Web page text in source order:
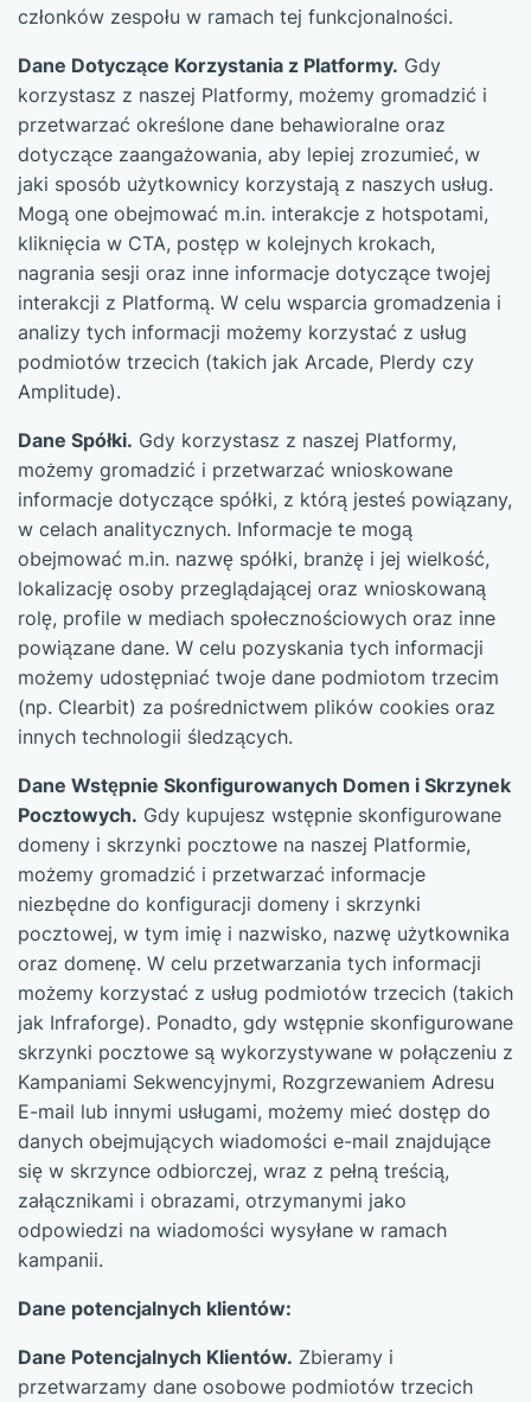
członków zespołu w ramach tej funkcjonalności.
Dane Dotyczące Korzystania z Platformy. Gdy
korzystasz z naszej Platformy, możemy gromadzić i
przetwarzać określone dane behawioralne oraz
dotyczące zaangażowania, aby lepiej zrozumieć, w
jaki sposób użytkownicy korzystają z naszych usług.
Mogą one obejmować m.in. interakcje z hotspotami,
kliknięcia w CTA, postęp w kolejnych krokach,
nagrania sesji oraz inne informacje dotyczące twojej
interakcji z Platformą. W celu wsparcia gromadzenia i
analizy tych informacji możemy korzystać z usług
podmiotów trzecich (takich jak Arcade, Plerdy czy
Amplitude).
Dane Spółki. Gdy korzystasz z naszej Platformy,
możemy gromadzić i przetwarzać wnioskowane
informacje dotyczące spółki, z którą jesteś powiązany,
w celach analitycznych. Informacje te mogą
obejmować m.in. nazwę spółki, branżę i jej wielkość,
lokalizację osoby przeglądającej oraz wnioskowaną
rolę, profile w mediach społecznościowych oraz inne
powiązane dane. W celu pozyskania tych informacji
możemy udostępniać twoje dane podmiotom trzecim
(np. Clearbit) za pośrednictwem plików cookies oraz
innych technologii śledzących.
Dane Wstępnie Skonfigurowanych Domen i Skrzynek
Pocztowych. Gdy kupujesz wstępnie skonfigurowane
domeny i skrzynki pocztowe na naszej Platformie,
możemy gromadzić i przetwarzać informacje
niezbędne do konfiguracji domeny i skrzynki
pocztowej, w tym imię i nazwisko, nazwę użytkownika
oraz domenę. W celu przetwarzania tych informacji
możemy korzystać z usług podmiotów trzecich (takich
jak Infraforge). Ponadto, gdy wstępnie skonfigurowane
skrzynki pocztowe są wykorzystywane w połączeniu z
Kampaniami Sekwencyjnymi, Rozgrzewaniem Adresu
E-mail lub innymi usługami, możemy mieć dostęp do
danych obejmujących wiadomości e-mail znajdujące
się w skrzynce odbiorczej, wraz z pełną treścią,
załącznikami i obrazami, otrzymanymi jako
odpowiedzi na wiadomości wysyłane w ramach
kampanii.
Dane potencjalnych klientów:
Dane Potencjalnych Klientów. Zbieramy i
przetwarzamy dane osobowe podmiotów trzecich